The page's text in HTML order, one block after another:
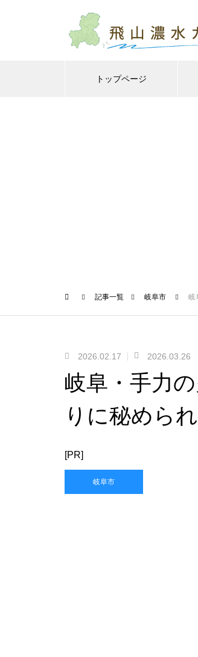
トップページ
記事一覧 岐阜市 岐
2026.02.17 2026.03.26
岐阜・手力
りに秘めら
[PR]
岐阜市